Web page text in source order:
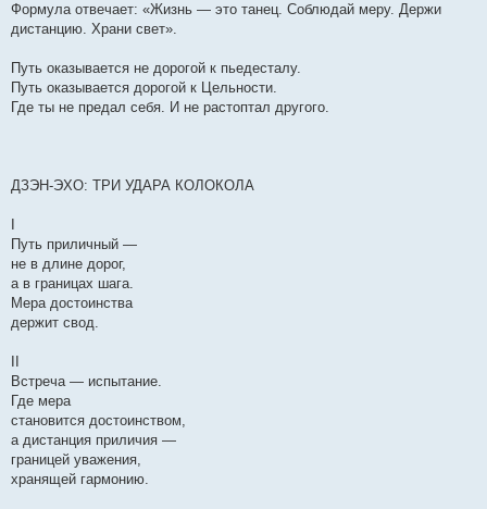
Формула отвечает: «Жизнь — это танец. Соблюдай меру. Держи
дистанцию. Храни свет».
Путь оказывается не дорогой к пьедесталу.
Путь оказывается дорогой к Цельности.
Где ты не предал себя. И не растоптал другого.
ДЗЭН-ЭХО: ТРИ УДАРА КОЛОКОЛА
Путь приличный —
не в длине дорог,
а в границах шага.
Мера достоинства
держит свод.
Встреча — испытание.
Где мера
становится достоинством,
а дистанция приличия —
границей уважения,
хранящей гармонию.